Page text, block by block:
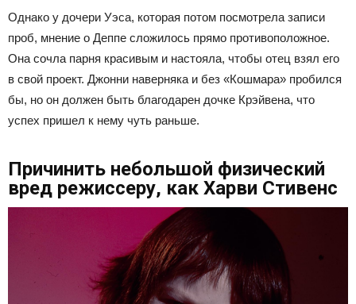
Однако у дочери Уэса, которая потом посмотрела записи
проб, мнение о Деппе сложилось прямо противоположное.
Она сочла парня красивым и настояла, чтобы отец взял его
в свой проект. Джонни наверняка и без «Кошмара» пробился
бы, но он должен быть благодарен дочке Крэйвена, что
успех пришел к нему чуть раньше.
Причинить небольшой физический
вред режиссеру, как Харви Стивенс